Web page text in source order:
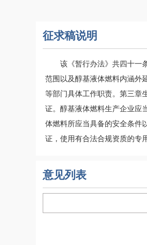
征求稿说明
该《暂行办法》共四十一
范围以及醇基液体燃料内涵外
等部门具体工作职责。第三章
证。醇基液体燃料生产企业应
体燃料所应当具备的安全条件
证，使用有合法合规资质的专
意见列表